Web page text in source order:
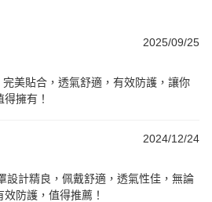
2025/09/25
美貼合，透氣舒適，有效防護，讓你
擁有！
2024/12/24
設計精良，佩戴舒適，透氣性佳，無論
防護，值得推薦！